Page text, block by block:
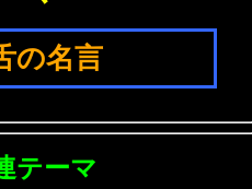
の名言
テーマ